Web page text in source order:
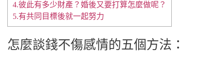
4.彼此有多少財產？婚後又要打算怎麼做呢？
5.有共同目標後就一起努力
怎麼談錢不傷感情的五個方法：